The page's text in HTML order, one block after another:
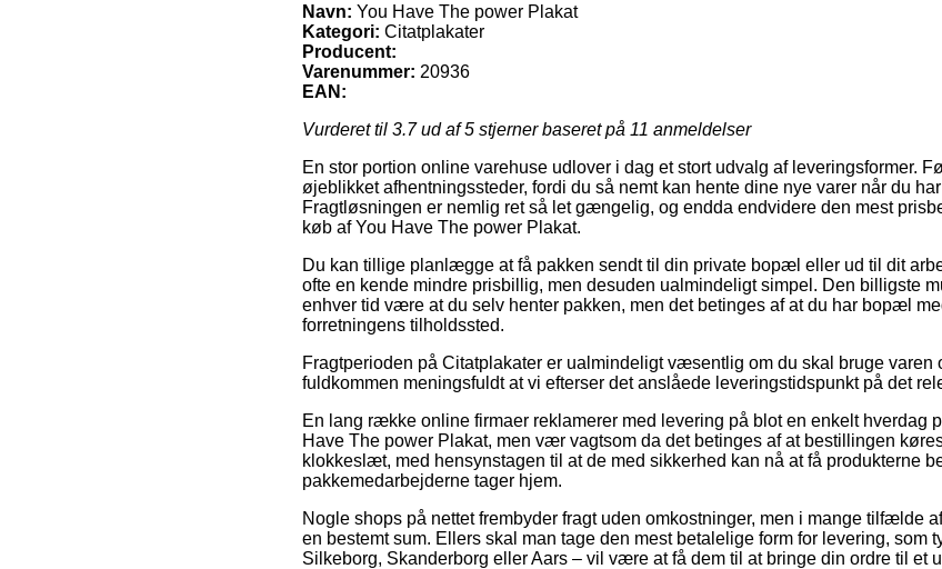
Navn: You Have The power Plakat
Kategori: Citatplakater
Producent:
Varenummer: 20936
EAN:
Vurderet til 3.7ud af 5 stjerner baseret på 11 anmeldelser
En stor portion online varehuse udlover i dag et stort udvalg af leveringsformer.
øjeblikket afhentningssteder, fordi du så nemt kan hente dine nye varer når du
Fragtløsningen er nemlig ret så let gængelig, og endda endvidere den mest
køb af You Have The power Plakat.
Du kan tillige planlægge at få pakken sendt til din private bopæl eller ud til dit
ofte en kende mindre prisbillig, men desuden ualmindeligt simpel. Den billigste
enhver tid være at du selv henter pakken, men det betinges af at du har bopæl
forretningens tilholdssted.
Fragtperioden på Citatplakater er ualmindeligt væsentlig om du skal bruge varen
fuldkommen meningsfuldt at vi efterser det anslåede leveringstidspunkt på det
En lang række online firmaer reklamerer med levering på blot en enkelt hverdag
Have The power Plakat, men vær vagtsom da det betinges af at bestillingen
klokkeslæt, med hensynstagen til at de med sikkerhed kan nå at få produkterne
pakkemedarbejderne tager hjem.
Nogle shops på nettet frembyder fragt uden omkostninger, men i mange tilfælde
en bestemt sum. Ellers skal man tage den mest betalelige form for levering, som
Silkeborg, Skanderborg eller Aars – vil være at få dem til at bringe din ordre til et